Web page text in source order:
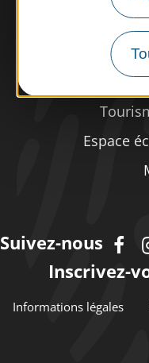
Espace
Suivez-nous
Inscrivez-
Informations légales